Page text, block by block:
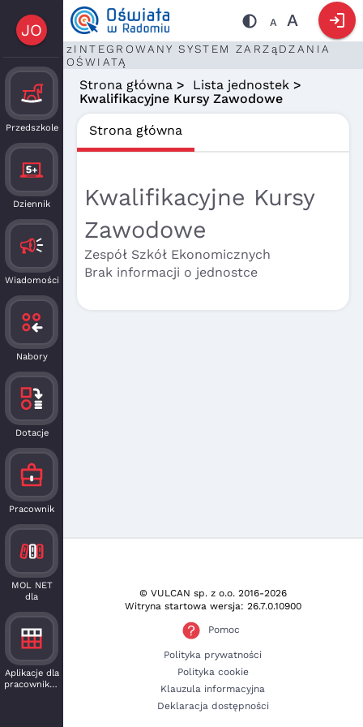
JO
Przedszkole
Dziennik
Wiadomości
Nabory
Dotacje
Pracownik
MOL NET
dla
Aplikacje dla
pracowników
A A login
zINTEGROWANY SYSTEM ZARZąDZANIA
OŚWIATĄ
Strona główna> Lista jednostek>
Kwalifikacyjne Kursy Zawodowe
Strona główna
Kwalifikacyjne Kursy
Zawodowe
Zespół Szkół Ekonomicznych
Brak informacji o jednostce
© VULCAN sp. z o.o.2016-2026
Witryna startowa wersja: 26.7.0.10900
Pomoc
Polityka prywatności
Polityka cookie
Klauzula informacyjna
Deklaracja dostępności